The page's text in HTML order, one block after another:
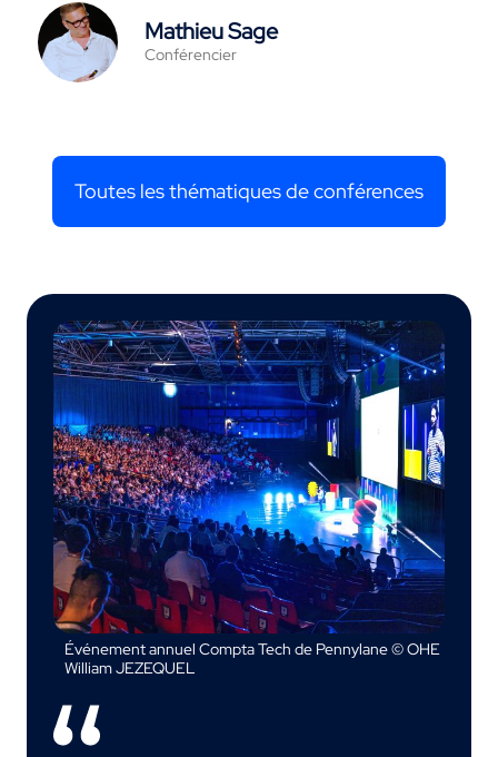
Mathieu Sage
Conférencier
Toutes les thématiques de conférences
Événement annuel Compta Tech de Pennylane © OHE
William JEZEQUEL